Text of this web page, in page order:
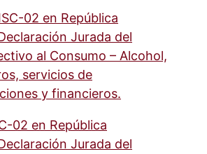
02 en República
Jurada del